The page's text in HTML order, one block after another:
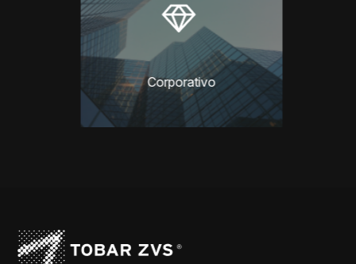
Corporativo